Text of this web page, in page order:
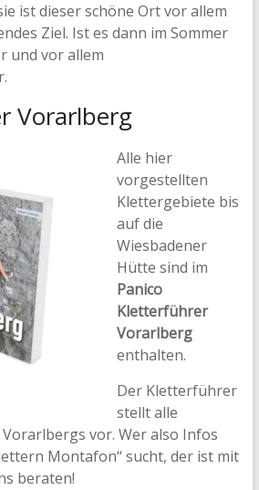
ist dieser schöne Ort vor allem
Ziel. Ist es dann im Sommer
und vor allem
Vorarlberg
Alle hier
vorgestellten
Klettergebiete bis
auf die
Wiesbadener
Hütte sind im
Panico
Kletterführer
Vorarlberg
enthalten.
Der Kletterführer
stellt alle
vor. Wer also Infos
Montafon“ sucht, der ist mit
beraten!